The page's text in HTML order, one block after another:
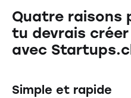
Quatre raisons
tu devrais
avec
Simple et rapide